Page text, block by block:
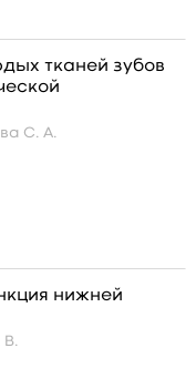
тканей зубов
С. А.
нижней